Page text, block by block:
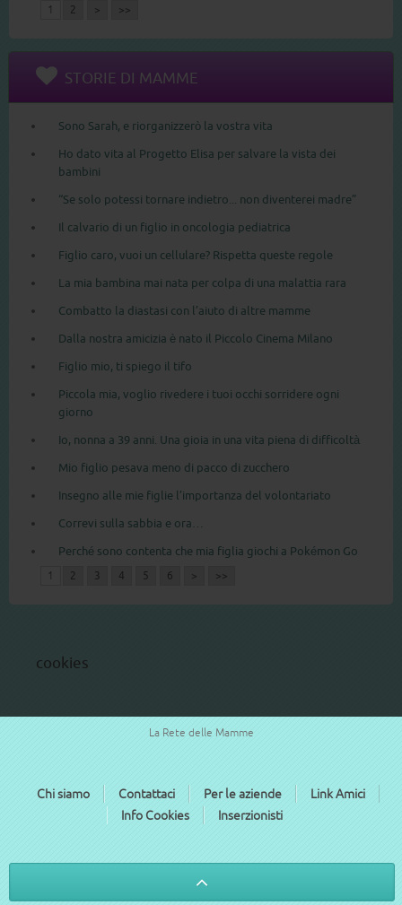
1 2 > >>
STORIE DI MAMME
Sono Sarah, e riorganizzerò la vostra vita
Ho dato vita al Progetto Elisa per salvare la vista dei
bambini
“Se solo potessi tornare indietro... non diventerei madre”
Il calvario di un figlio in oncologia pediatrica
Figlio caro, vuoi un cellulare? Rispetta queste regole
La mia bambina mai nata per colpa di una malattia rara
Combatto la diastasi con l’aiuto di altre mamme
Dalla nostra amicizia è nato il Piccolo Cinema Milano
Figlio mio, ti spiego il tifo
Piccola mia, voglio rivedere i tuoi occhi sorridere ogni
giorno
Io, nonna a 39 anni. Una gioia in una vita piena di difficoltà
Mio figlio pesava meno di pacco di zucchero
Insegno alle mie figlie l’importanza del volontariato
Correvi sulla sabbia e ora…
Perché sono contenta che mia figlia giochi a Pokémon Go
1 2 3 4 5 6 > >>
cookies
La Rete delle Mamme
Chi siamo Contattaci Per le aziende
Link Amici
Info Cookies
Inserzionisti